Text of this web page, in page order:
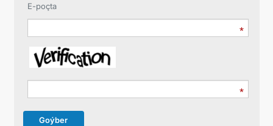
E-poçta
Goýber